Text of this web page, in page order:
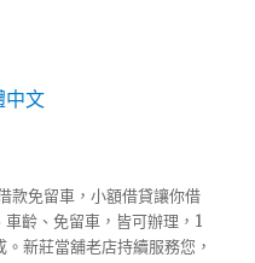
文
款免留車，小額借貸讓你借
齡、免留車，皆可辦理，1
新莊當舖老店持續服務您，